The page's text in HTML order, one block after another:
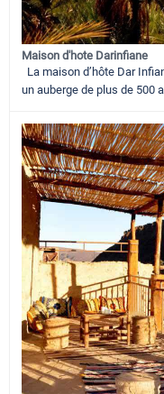
Maison d'hote Darinfiane
La maison d’hôte Dar
un auberge de plus de 500